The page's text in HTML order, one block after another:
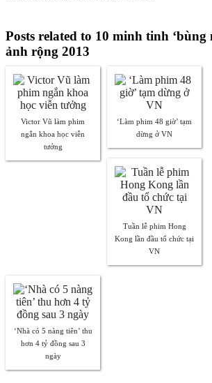
Posts related to 10 minh tinh ‘bùng
ảnh rộng 2013
Victor Vũ làm phim
ngắn khoa học viễn
tưởng
‘Làm phim 48 giờ’ tạm
dừng ở VN
Tuần lễ phim Hong
Kong lần đầu tổ chức tại
VN
‘Nhà có 5 nàng tiên’ thu
hơn 4 tỷ đồng sau 3
ngày